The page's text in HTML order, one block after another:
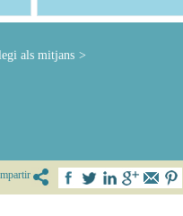
als mitjans